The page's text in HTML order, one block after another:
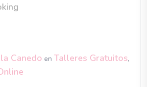
Canedo en Talleres Gratuitos,